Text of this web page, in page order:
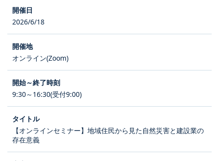
2026/6/18
オンライン(Zoom)
9:30～16:30(受付9:00)
【オンラインセミナー】地域住民から見た自然災害と建設業の
存在意義